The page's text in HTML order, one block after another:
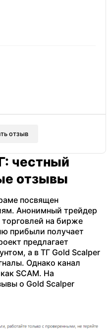
отзыв
честный
отзывы
посвящен
Анонимный трейдер
торговлей на бирже
прибыли получает
предлагает
а в ТГ Gold Scalper
Однако канал
SCAM. На
о Gold Scalper